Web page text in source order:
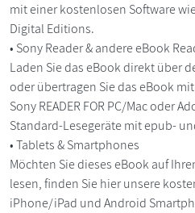
mit einer kostenlosen Software
Digital Editions.
• Sony Reader & andere eBook
Laden Sie das eBook direkt über
oder übertragen Sie das eBook
Sony READER FOR PC/Mac oder
Standard-Lesegeräte mit epub-
• Tablets & Smartphones
Möchten Sie dieses eBook auf
lesen, finden Sie hier unsere
iPhone/iPad und Android